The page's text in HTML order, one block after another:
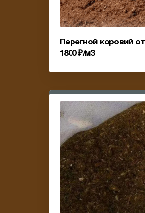
Перегной коровий от
1800 ₽/м3